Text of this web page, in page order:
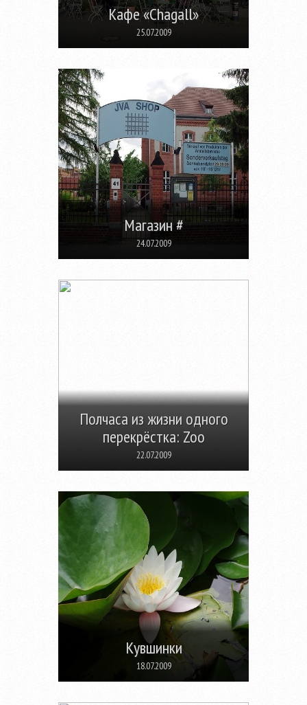
Кафе «Chagall»
25.07.2009
Магазин #
24.07.2009
Полчаса из жизни одного
перекрёстка: Zoo
22.07.2009
Кувшинки
18.07.2009